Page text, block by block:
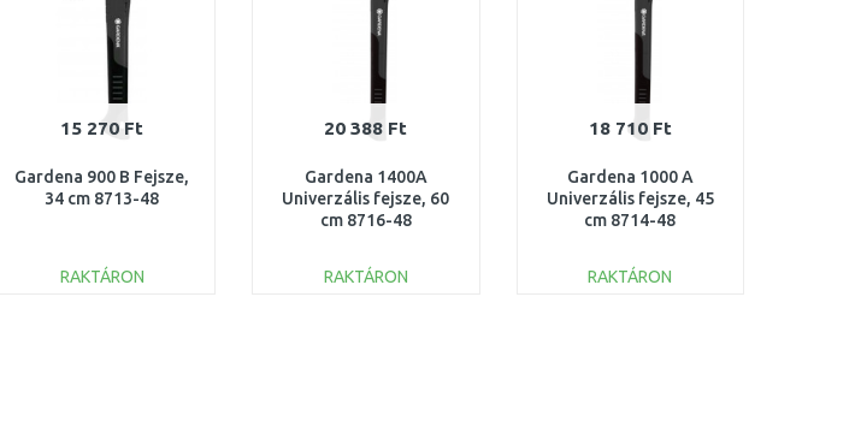
15 270 Ft
Gardena 900 B Fejsze,
34 cm 8713-48
RAKTÁRON
20 388 Ft
Gardena 1400A
Univerzális fejsze, 60
cm 8716-48
RAKTÁRON
18 710 Ft
Gardena 1000 A
Univerzális fejsze, 45
cm 8714-48
RAKTÁRON